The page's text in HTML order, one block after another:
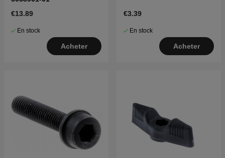
€13.89
En stock
Acheter
€3.39
En stock
Acheter